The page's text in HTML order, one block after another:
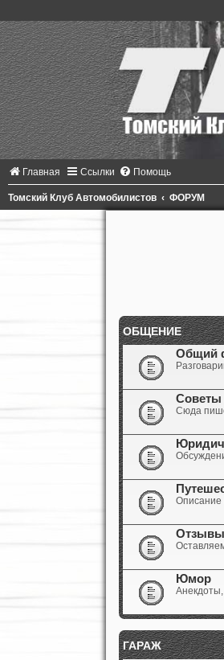
Главная Ссылки Помощь
Томский Клуб Автомобилистов ФОРУМ
ОБЩЕНИЕ
Общий
Советы
Сюда
Описание
Отзывы
Юмор
ГАРАЖ